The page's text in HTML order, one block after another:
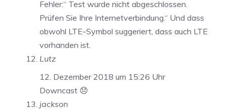
Fehler:“ Test wurde nicht abgeschlossen.
Prüfen Sie Ihre Internetverbindung.“ Und dass
obwohl LTE-Symbol suggeriert, dass auch LTE
vorhanden ist.
Lutz
12. Dezember 2018 um 15:26 Uhr
Downcast 😞
jackson